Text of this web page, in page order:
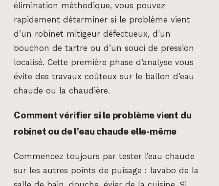
élimination méthodique, vous pouvez
rapidement déterminer si le problème vient
d’un robinet mitigeur défectueux, d’un
bouchon de tartre ou d’un souci de pression
localisé. Cette première phase d’analyse vous
évite des travaux coûteux sur le ballon d’eau
chaude ou la chaudière.
Comment vérifier si le problème vient du
robinet ou de l’eau chaude elle-même
Commencez toujours par tester l’eau chaude
sur les autres points de puisage : lavabo de la